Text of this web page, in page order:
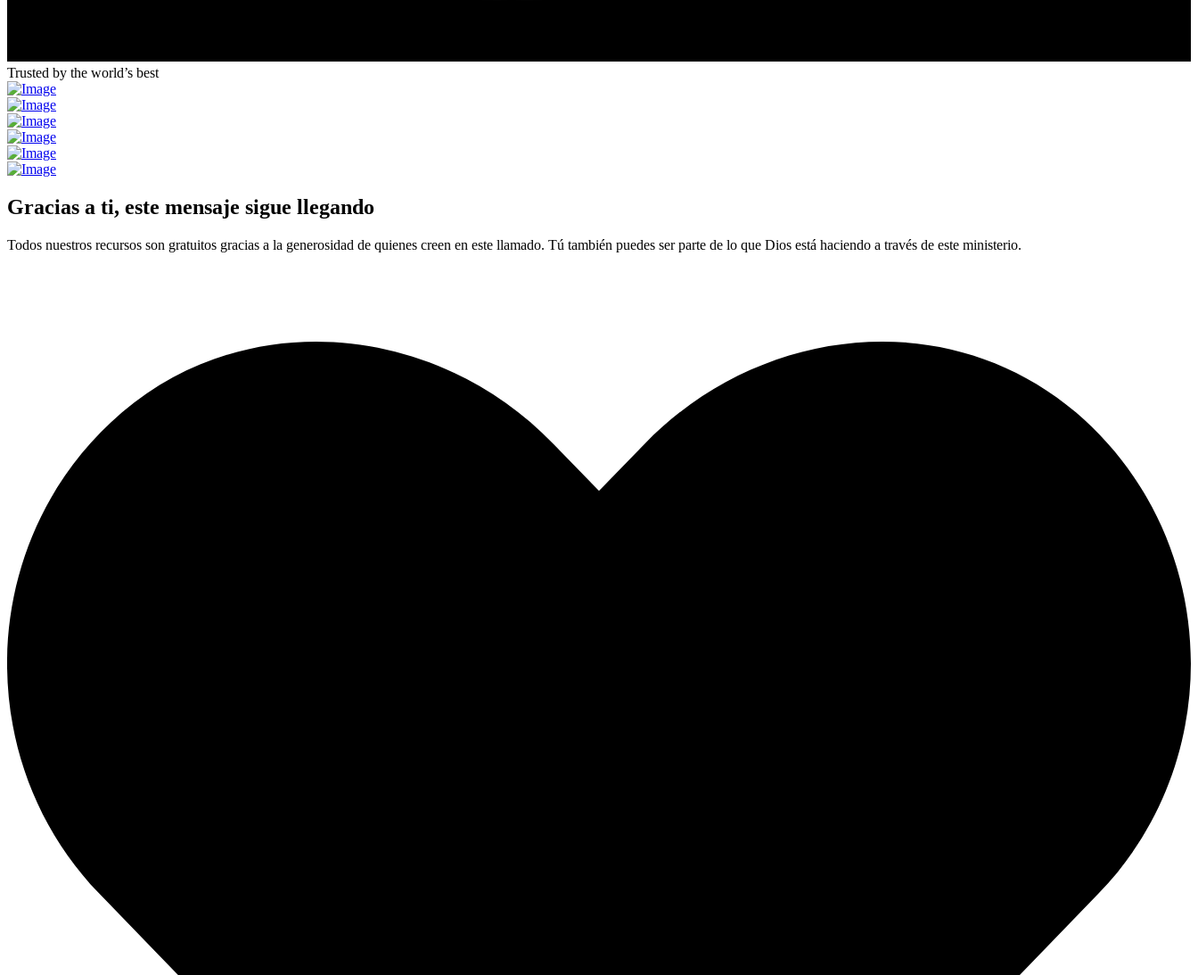
Trusted by the world’s best
Gracias a ti, este mensaje sigue llegando
Todos nuestros recursos son gratuitos gracias a la generosidad de quienes creen en este llamado. Tú también puedes ser parte de lo que Dios está haciendo a través de este ministerio.